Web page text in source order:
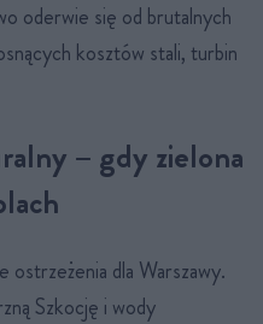
oderwie się od brutalnych
kosztów stali, turbin
– gdy zielona
ostrzeżenia dla Warszawy.
Szkocję i wody